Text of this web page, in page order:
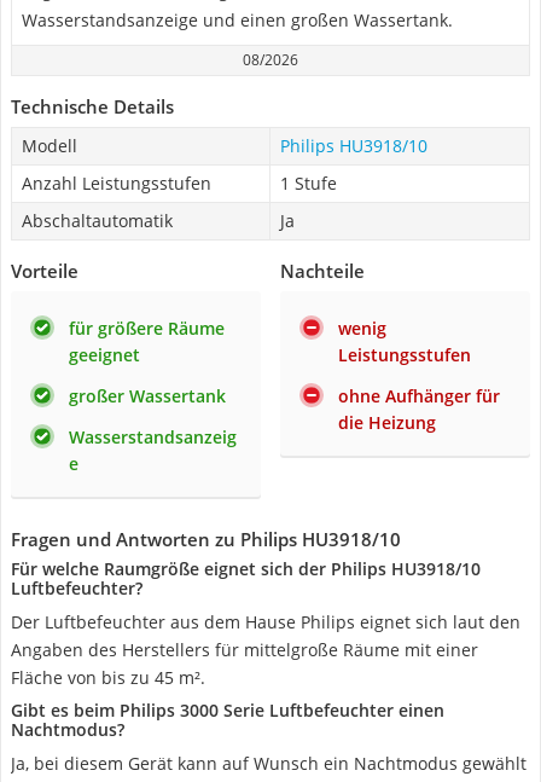
Wasserstandsanzeige und einen großen Wassertank.
08/2026
Technische Details
Modell
Philips HU3918/10
Anzahl Leistungsstufen
1 Stufe
Abschaltautomatik
Ja
Vorteile
für größere Räume
geeignet
großer Wassertank
Wasserstandsanzeig
e
Nachteile
wenig
Leistungsstufen
ohne Aufhänger für
die Heizung
Fragen und Antworten zu Philips HU3918/10
Für welche Raumgröße eignet sich der Philips HU3918/10
Luftbefeuchter?
Der Luftbefeuchter aus dem Hause Philips eignet sich laut den
Angaben des Herstellers für mittelgroße Räume mit einer
Fläche von bis zu 45 m².
Gibt es beim Philips 3000 Serie Luftbefeuchter einen
Nachtmodus?
Ja, bei diesem Gerät kann auf Wunsch ein Nachtmodus gewählt